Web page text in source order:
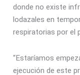
donde no existe
lodazales en
respiratorias por el
“Estaríamos
ejecución de este